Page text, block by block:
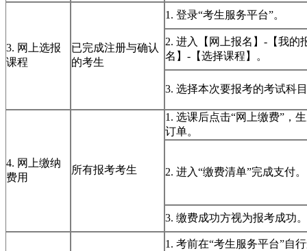
3. 网上选报
课程
已完成注册与确认
的考生
1. 登录“考生服务平台”。
2. 进入【网上报名】-【我的
名】-【选择课程】。
3. 选择本次要报考的考试科
4. 网上缴纳
费用
所有报考考生
1. 选课后点击“网上缴费”，
订单。
2. 进入“缴费清单”完成支付。
3. 缴费成功方视为报考成功。
1. 考前在“考生服务平台”自